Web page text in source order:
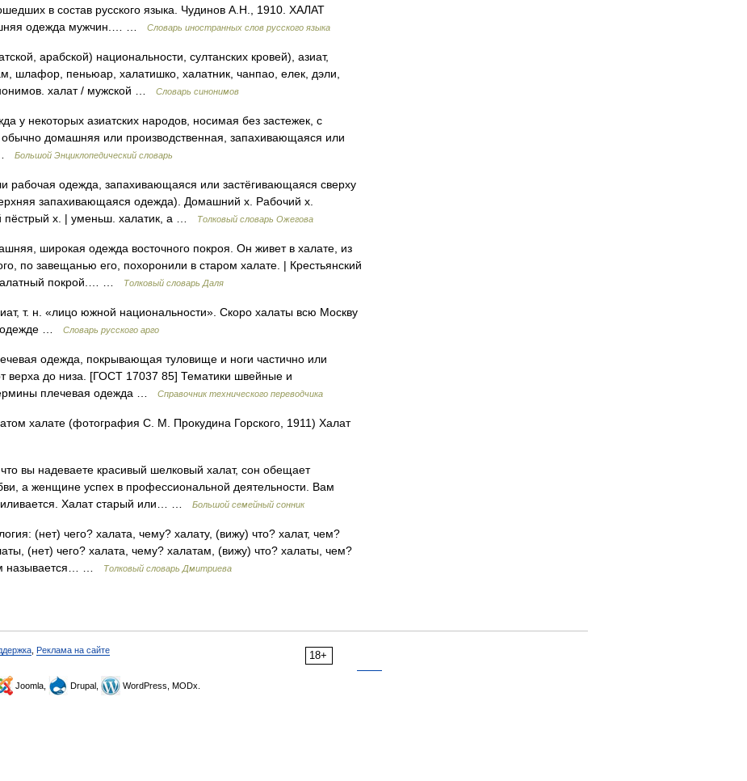
в состав русского языка. Чудинов А.Н., 1910. ХАЛАТ
одежда мужчин.… …
Словарь иностранных слов русского языка
арабской) национальности, султанских кровей), азиат,
шлафор, пеньюар, халатишко, халатник, чанпао, елек, дэли,
халат / мужской …
Словарь синонимов
у некоторых азиатских народов, носимая без застежек, с
домашняя или производственная, запахивающаяся или
Большой Энциклопедический словарь
одежда, запахивающаяся или застёгивающаяся сверху
запахивающаяся одежда). Домашний х. Рабочий х.
пёстрый х. | уменьш. халатик, а …
Толковый словарь Ожегова
широкая одежда восточного покроя. Он живет в халате, из
по завещанью его, похоронили в старом халате. | Крестьянский
покрой.… …
Толковый словарь Даля
т. н. «лицо южной национальности». Скоро халаты всю Москву
одежде …
Словарь русского арго
одежда, покрывающая туловище и ноги частично или
верха до низа. [ГОСТ 17037 85] Тематики швейные и
плечевая одежда …
Справочник технического переводчика
халате (фотография С. М. Прокудина Горского, 1911) Халат
вы надеваете красивый шелковый халат, сон обещает
а женщине успех в профессиональной деятельности. Вам
Халат старый или… …
Большой семейный сонник
(нет) чего? халата, чему? халату, (вижу) что? халат, чем?
(нет) чего? халата, чему? халатам, (вижу) что? халаты, чем?
называется… …
Толковый словарь Дмитриева
18+
Реклама на сайте
Joomla, Drupal, WordPress, MODx.